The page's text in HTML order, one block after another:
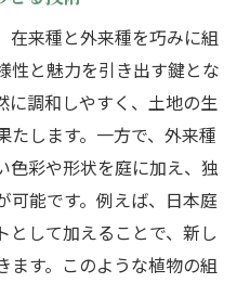
在来種と外来種を巧みに組
性と魅力を引き出す鍵とな
に調和しやすく、土地の生
たします。一方で、外来種
色彩や形状を庭に加え、独
可能です。例えば、日本庭
として加えることで、新し
ます。このような植物の組